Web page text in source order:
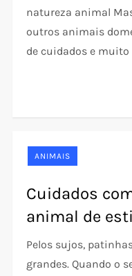
natureza animal
outros animais
de cuidados e
ANIMAIS
Cuidados
animal de
Pelos sujos,
grandes. Quando o